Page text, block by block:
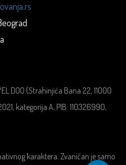
DOO (Strahinjića Bana 22, 11000
kategorija A, PIB: 110326990,
karaktera. Zvaničan je samo